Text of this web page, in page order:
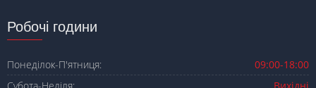
Робочі години
Понеділок-П'ятниця:
09:00-18:00